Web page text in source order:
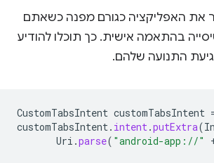
את האפליקציה כגורם מפנה כשאתם
בהתאמה אישית. כך תוכלו להודיע
התנועה שלהם.
CustomTabsIntent customTabsIntent
customTabsIntent. intent.putExtra(
Uri .parse( "android-app://"